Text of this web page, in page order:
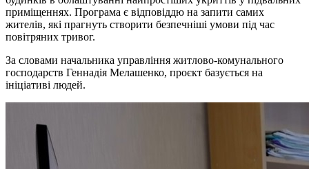
приміщеннях. Програма є відповіддю на запити самих
жителів, які прагнуть створити безпечніші умови під час
повітряних тривог.
За словами начальника управління житлово-комунального
господарств Геннадія Мелашенко, проєкт базується на
ініціативі людей.